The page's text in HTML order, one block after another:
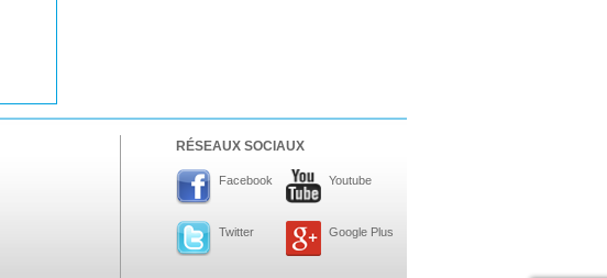
RÉSEAUX SOCIAUX
Facebook Youtube
Twitter Google Plus